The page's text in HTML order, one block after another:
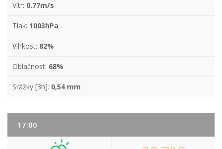
Vítr: 0.77m/s
Tlak: 1003hPa
Vlhkost: 82%
Oblačnost: 68%
Srážky [3h]: 0,54 mm
17:00